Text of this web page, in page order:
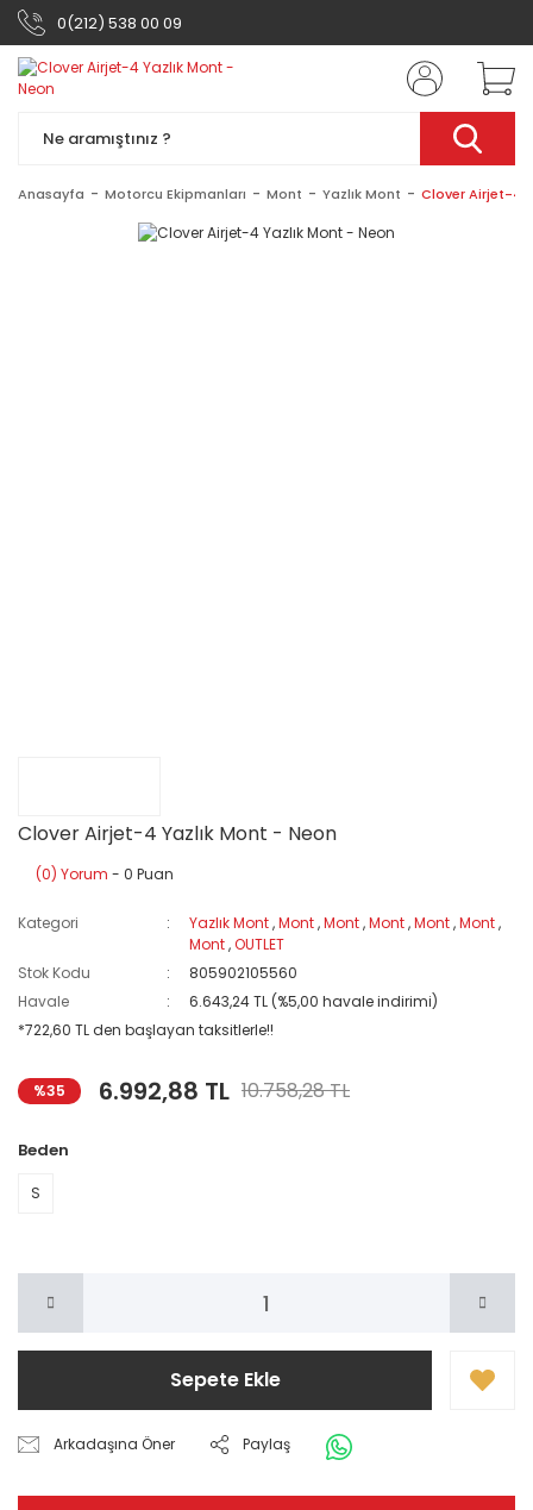
0(212) 538 00 09
Anasayfa Motorcu Ekipmanları Mont Yazlık Mont Clover Airjet-4
Clover Airjet-4 Yazlık Mont - Neon
(0) Yorum - 0 Puan
Kategori Yazlık Mont,Mont,Mont,Mont,Mont,Mont,
Mont,OUTLET
Stok Kodu
805902105560
Havale
6.643,24 TL (%5,00 havale indirimi)
*722,60 TL den başlayan taksitlerle!!
%35 6.992,88 TL 10.758,28 TL
Beden
S
Sepete Ekle
Arkadaşına Öner Paylaş